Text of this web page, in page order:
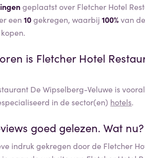
geplaatst over Fletcher Hotel
een10gekregen, waarbij100%van
is Fletcher Hotel
De Wipselberg-Veluwe is
in de sector(en) hotels.
goed gelezen. Wat nu?
indruk gekregen door de Fletcher